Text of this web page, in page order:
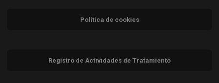
Política de cookies
Registro de Actividades de Tratamiento